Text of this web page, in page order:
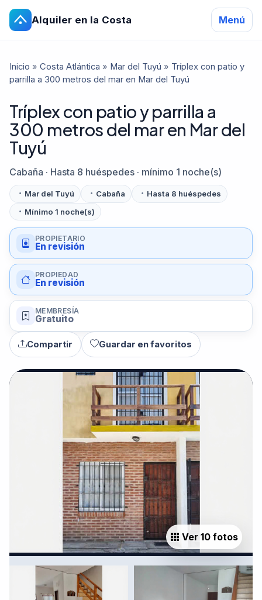
Alquiler en la Costa Menú
Inicio » Costa Atlántica » Mar del Tuyú » Tríplex con patio y
parrilla a 300 metros del mar en Mar del Tuyú
Tríplex con patio y parrilla a
300 metros del mar en Mar del
Tuyú
Cabaña · Hasta 8 huéspedes · mínimo 1 noche(s)
Mar del Tuyú Cabaña
Hasta 8 huéspedes
Mínimo 1 noche(s)
PROPIETARIO
En revisión
PROPIEDAD
En revisión
MEMBRESÍA
Gratuito
Compartir Guardar en favoritos
Ver 10 fotos